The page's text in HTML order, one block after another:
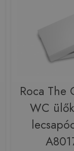
Roca The
WC